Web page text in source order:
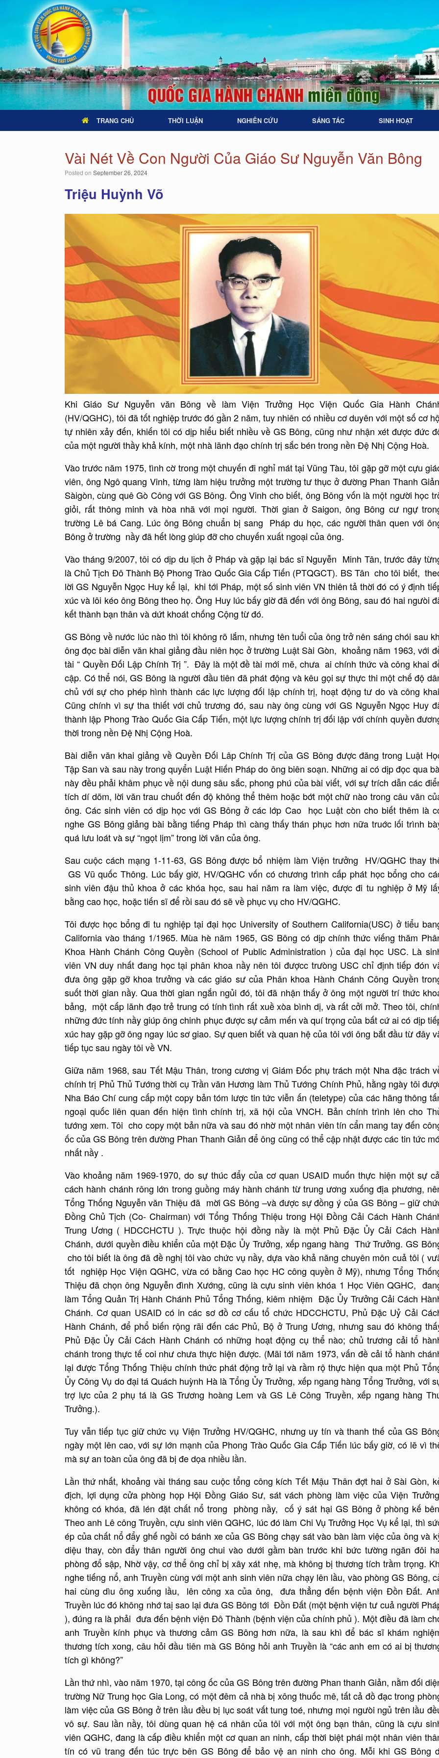
TRANG CHỦ THỜI LUẬN NGHIÊN CỨU SÁNG TÁC SINH HOẠT
Vài Nét Về Con Người Của Giáo Sư Nguyễn Văn Bông
Posted on September 26, 2024
Triệu Huỳnh Võ
Khi Giáo Sư Nguyễn văn Bông về làm Viện Trưởng Học Viện Quốc Gia Hành
(HV/QGHC), tôi đã tốt nghiệp trước đó gần 2 năm, tuy nhiên có nhiều cơ duyên với một số cơ
tự nhiên xảy đến, khiến tôi có dịp hiểu biết nhiều về GS Bông, cũng như nhận xét được đức
của một người thầy khả kính, một nhà lãnh đạo chính trị sắc bén trong nền Đệ Nhị Cộng Hoà.
Vào trước năm 1975, tình cờ trong một chuyến đi nghỉ mát tại Vũng Tàu, tôi gặp gỡ một cựu
viên, ông Ngô quang Vinh, từng làm hiệu trưởng một trường tư thục ở đường Phan Thanh
Sàigòn, cùng quê Gò Công với GS Bông. Ông Vinh cho biết, ông Bông vốn là một người học
giỏi, rất thông minh và hòa nhã với mọi người. Thời gian ở Saigon, ông Bông cư ngự
trường Lê bá Cang. Lúc ông Bông chuẩn bị sang Pháp du học, các người thân quen với
Bông ở trường nầy đã hết lòng giúp đỡ cho chuyến xuất ngoại của ông.
Vào tháng 9/2007, tôi có dịp du lịch ở Pháp và gặp lại bác sĩ Nguyễn Minh Tân, trước đây
là Chủ Tịch Đô Thành Bộ Phong Trào Quốc Gia Cấp Tiến (PTQGCT). BS Tân cho tôi biết,
lời GS Nguyễn Ngọc Huy kể lại, khi tới Pháp, một số sinh viên VN thiên tả thời đó có ý định
xúc và lôi kéo ông Bông theo họ. Ông Huy lúc bấy giờ đã đến với ông Bông, sau đó hai ngưòi
kết thành bạn thân và dứt khoát chống Cộng từ đó.
GS Bông về nước lúc nào thì tôi không rõ lắm, nhưng tên tuổi của ông trở nên sáng chói sau
ông đọc bài diễn văn khai giảng đầu niên học ở trường Luật Sài Gòn, khoảng năm 1963, với
tài “ Quyền Đối Lập Chính Trị ”. Đây là một đề tài mới mẽ, chưa ai chính thức và công khai
cập. Có thể nói, GS Bông là người đầu tiên đã phát động và kêu gọi sự thực thi một chế độ
chủ với sự cho phép hình thành các lực lượng đối lập chính trị, hoạt động tư do và công
Cũng chính vì sự tha thiết với chủ trương đó, sau này ông cùng với GS Nguyễn Ngọc Huy
thành lập Phong Trào Quốc Gia Cấp Tiến, một lực lượng chính trị đối lập với chính quyền
thời trong nền Đệ Nhị Cộng Hoà.
Bài diễn văn khai giảng về Quyền Đối Lâp Chính Trị của GS Bông được đăng trong Luật
Tập San và sau này trong quyển Luật Hiến Pháp do ông biên soạn. Những ai có dịp đọc qua
này đều phải khâm phục về nội dung sâu sắc, phong phú của bài viết, với sự trích dẫn các
tích dí dõm, lời văn trau chuốt đến độ không thể thêm hoặc bớt một chữ nào trong câu văn
ông. Các sinh viên có dịp học với GS Bông ở các lớp Cao học Luật còn cho biết thêm là
nghe GS Bông giảng bài bằng tiếng Pháp thì càng thấy thán phục hơn nữa truớc lối trình
quá lưu loát và sự “ngọt lịm” trong lời văn của ông.
Sau cuộc cách mạng 1-11-63, GS Bông được bổ nhiệm làm Viện trưởng HV/QGHC thay
GS Vũ quốc Thông. Lúc bấy giờ, HV/QGHC vốn có chương trình cấp phát học bổng cho
sinh viên đậu thủ khoa ở các khóa học, sau hai năm ra làm việc, được đi tu nghiệp ở Mỹ
bằng cao học, hoặc tiến sĩ để rồi sau đó sẽ về phục vụ cho HV/QGHC.
Tôi được học bổng đi tu nghiệp tại đại học University of Southern California(USC) ở tiểu
California vào tháng 1/1965. Mùa hè năm 1965, GS Bông có dịp chính thức viếng thăm
Khoa Hành Chánh Công Quyền (School of Public Administration ) của đại học USC. Là
viên VN duy nhất đang học tại phân khoa nầy nên tôi đượcc trưòng USC chỉ định tiếp đón
đưa ông gặp gỡ khoa trưởng và các giáo sư của Phân khoa Hành Chánh Công Quyền
suốt thời gian nầy. Qua thời gian ngắn ngủi đó, tôi đã nhận thấy ở ông một người trí thức
bảng, một cấp lãnh đạo trẻ trung có tính tình rất xuề xòa bình dị, và rất cởi mở. Theo tôi,
những đức tính nầy giúp ông chinh phục được sự cảm mến và quí trọng của bất cứ ai có dịp
xúc hay gặp gỡ ông ngay lúc sơ giao. Sự quen biết và quan hệ của tôi với ông bắt đầu từ đây
tiếp tục sau ngày tôi về VN.
Giữa năm 1968, sau Tết Mậu Thân, trong cương vị Giám Đốc phụ trách một Nha đặc trách
chính trị Phủ Thủ Tướng thời cụ Trần văn Hương làm Thủ Tướng Chính Phủ, hằng ngày tôi
Nha Báo Chí cung cấp một copy bản tóm lược tin tức viễn ấn (teletype) của các hãng thông
ngoại quốc liên quan đến hiện tình chính trị, xã hội của VNCH. Bản chính trình lên cho
tướng xem. Tôi cho copy một bản nữa và sau đó nhờ một nhân viên tín cẩn mang tay đến
ốc của GS Bông trên đường Phan Thanh Giản để ông cũng có thể cập nhật được các tin tức
nhất nầy .
Vào khoảng năm 1969-1970, do sự thúc đẩy của cơ quan USAID muốn thực hiện một sự
cách hành chánh rông lớn trong guồng máy hành chánh từ trung ương xuống địa phương,
Tổng Thống Nguyễn văn Thiệu đã mời GS Bông –và được sự đồng ý của GS Bông – giữ
Đồng Chủ Tịch (Co- Chairman) với Tổng Thống Thiệu trong Hội Đồng Cải Cách Hành
Trung Ương ( HDCCHCTU ). Trực thuộc hội đồng nầy là một Phủ Đặc Ủy Cải Cách
Chánh, dưới quyền điều khiển của một Đặc Ủy Trưởng, xếp ngang hàng Thứ Trưởng. GS
cho tôi biết là ông đã đề nghị tôi vào chức vụ nầy, dựa vào khả năng chuyên môn cuả tôi (
tốt nghiệp Học Viện QGHC, vừa có bằng Cao học HC công quyền ở Mỹ), nhưng Tổng
Thiệu đã chọn ông Nguyễn đình Xướng, cũng là cựu sinh viên khóa 1 Học Viên QGHC,
làm Tổng Quản Trị Hành Chánh Phủ Tổng Thống, kiêm nhiệm Đặc Ủy Trưởng Cải Cách
Chánh. Cơ quan USAID có in các sơ đồ cơ cấu tổ chức HDCCHCTU, Phủ Đặc Uỷ Cải
Hành Chánh, để phổ biến rộng rãi đến các Phủ, Bộ ở Trung Ương, nhưng sau đó không
Phủ Đặc Ủy Cải Cách Hành Chánh có những hoạt động cụ thể nào; chủ trương cải tổ
chánh trong thực tế coi như chưa thực hiện được. (Mãi tới năm 1973, vấn đề cải tổ hành
lại được Tổng Thống Thiệu chính thức phát động trở lại và rầm rộ thực hiện qua một Phủ
Ủy Công Vụ do đại tá Quách huỳnh Hà là Tổng Ủy Trưởng, xếp ngang hàng Tổng Trưởng, với
trợ lực của 2 phụ tá là GS Trương hoàng Lem và GS Lê Công Truyền, xếp ngang hàng
Trưởng.).
Tuy vẫn tiếp tục giữ chức vụ Viện Trưởng HV/QGHC, nhưng uy tín và thanh thế của GS
ngày một lên cao, với sự lớn mạnh của Phong Trào Quốc Gia Cấp Tiến lúc bấy giờ, có lẽ vì
mà sự an toàn của ông đã bị đe dọa nhiều lần.
Lần thứ nhất, khoảng vài tháng sau cuộc tổng công kích Tết Mậu Thân đợt hai ở Sài Gòn,
địch, lợi dụng cửa phòng họp Hội Đồng Giáo Sư, sát vách phòng làm việc của Viện
không có khóa, đã lén đặt chất nổ trong phòng nầy, cố ý sát hại GS Bông ở phòng kế
Theo anh Lê công Truyền, cựu sinh viên QGHC, lúc đó làm Chi Vụ Trưởng Học Vụ kể lại, thì
ép của chất nổ đẩy ghế ngồi có bánh xe của GS Bông chạy sát vào bàn làm việc của ông và
diệu thay, còn đẩy thân người ông chui vào dưới gầm bàn trước khi bức tường ngăn đôi
phòng đổ sập, Nhờ vậy, cơ thể ông chỉ bị xây xát nhẹ, mà không bị thương tích trầm trọng.
nghe tiếng nổ, anh Truyền cùng với một anh sinh viên nữa chạy lên lầu, vào phòng GS Bông,
hai cùng dìu ông xuống lầu, lên công xa của ông, đưa thẳng đến bệnh viện Đồn Đất.
Truyền lúc đó không nhớ taị sao lại đưa GS Bông tới Đồn Đất (một bệnh viện tư cuả người
), đúng ra là phải đưa đến bệnh viện Đô Thành (bệnh viện của chính phủ ). Một điều đã làm
anh Truyền kính phục và thương cảm GS Bông hơn nữa, là sau khì để bác sĩ khám
thương tích xong, câu hỏi đầu tiên mà GS Bông hỏi anh Truyền là “các anh em có ai bị
tích gì không?”
Lần thứ nhì, vào năm 1970, tại công ốc của GS Bông trên đường Phan thanh Giản, nằm đối
trường Nữ Trung học Gia Long, có một đêm cả nhà bị xông thuốc mê, tất cả đồ đạc trong
làm việc của GS Bông ở trên lầu đều bị lục soát vất tung toé, nhưng mọi ngưòi ngủ trên lầu
vô sự. Sau lần nầy, tôi dùng quan hệ cá nhân của tôi với một ông bạn thân, cũng là cựu
viên QGHC, đang là cấp điều khiển một cơ quan an ninh, cấp thời biệt phái một nhân viên
tín có vũ trang đến túc trực bên GS Bông để bảo vệ an ninh cho ông. Mỗi khi GS Bông